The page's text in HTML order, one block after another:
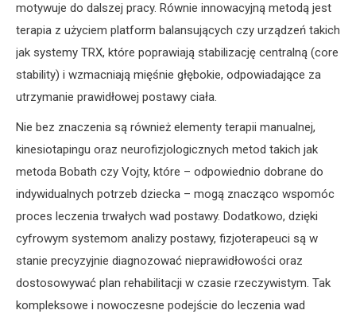
motywuje do dalszej pracy. Równie innowacyjną metodą jest
terapia z użyciem platform balansujących czy urządzeń takich
jak systemy TRX, które poprawiają stabilizację centralną (core
stability) i wzmacniają mięśnie głębokie, odpowiadające za
utrzymanie prawidłowej postawy ciała.
Nie bez znaczenia są również elementy terapii manualnej,
kinesiotapingu oraz neurofizjologicznych metod takich jak
metoda Bobath czy Vojty, które – odpowiednio dobrane do
indywidualnych potrzeb dziecka – mogą znacząco wspomóc
proces leczenia trwałych wad postawy. Dodatkowo, dzięki
cyfrowym systemom analizy postawy, fizjoterapeuci są w
stanie precyzyjnie diagnozować nieprawidłowości oraz
dostosowywać plan rehabilitacji w czasie rzeczywistym. Tak
kompleksowe i nowoczesne podejście do leczenia wad